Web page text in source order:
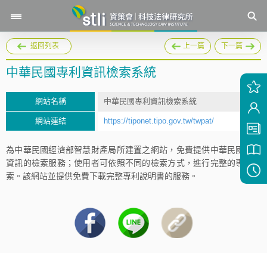
返回列表 上一篇 下一篇
中華民國專利資訊檢索系統
網站名稱 中華民國專利資訊檢索系統
網站連結 https://tiponet.tipo.gov.tw/twpat/
為中華民國經濟部智慧財產局所建置之網站，免費提供中華民國專利
資訊的檢索服務；使用者可依照不同的檢索方式，進行完整的專利檢
索。該網站並提供免費下載完整專利說明書的服務。